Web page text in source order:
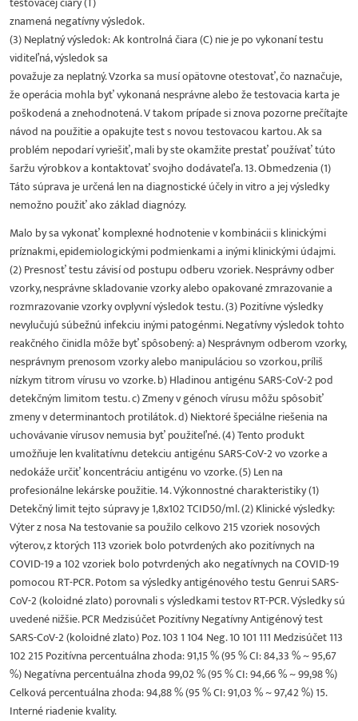
znamená negatívny výsledok.
(3) Neplatný výsledok: Ak kontrolná čiara (C) nie je po vykonaní testu
viditeľná, výsledok sa
považuje za neplatný. Vzorka sa musí opätovne otestovať, čo naznačuje,
že operácia mohla byť vykonaná nesprávne alebo že testovacia karta je
poškodená a znehodnotená. V takom prípade si znova pozorne prečítajte
návod na použitie a opakujte test s novou testovacou kartou. Ak sa
problém nepodarí vyriešiť, mali by ste okamžite prestať používať túto
šaržu výrobkov a kontaktovať svojho dodávateľa. 13. Obmedzenia (1)
Táto súprava je určená len na diagnostické účely in vitro a jej výsledky
nemožno použiť ako základ diagnózy.
Malo by sa vykonať komplexné hodnotenie v kombinácii s klinickými
príznakmi, epidemiologickými podmienkami a inými klinickými údajmi.
(2) Presnosť testu závisí od postupu odberu vzoriek. Nesprávny odber
vzorky, nesprávne skladovanie vzorky alebo opakované zmrazovanie a
rozmrazovanie vzorky ovplyvní výsledok testu. (3) Pozitívne výsledky
nevylučujú súbežnú infekciu inými patogénmi. Negatívny výsledok tohto
reakčného činidla môže byť spôsobený: a) Nesprávnym odberom vzorky,
nesprávnym prenosom vzorky alebo manipuláciou so vzorkou, príliš
nízkym titrom vírusu vo vzorke. b) Hladinou antigénu SARS-CoV-2 pod
detekčným limitom testu. c) Zmeny v génoch vírusu môžu spôsobiť
zmeny v determinantoch protilátok. d) Niektoré špeciálne riešenia na
uchovávanie vírusov nemusia byť použiteľné. (4) Tento produkt
umožňuje len kvalitatívnu detekciu antigénu SARS-CoV-2 vo vzorke a
nedokáže určiť koncentráciu antigénu vo vzorke. (5) Len na
profesionálne lekárske použitie. 14. Výkonnostné charakteristiky (1)
Detekčný limit tejto súpravy je 1,8x102 TCID50/ml. (2) Klinické výsledky:
Výter z nosa Na testovanie sa použilo celkovo 215 vzoriek nosových
výterov, z ktorých 113 vzoriek bolo potvrdených ako pozitívnych na
COVID-19 a 102 vzoriek bolo potvrdených ako negatívnych na COVID-19
pomocou RT-PCR. Potom sa výsledky antigénového testu Genrui SARS-
CoV-2 (koloidné zlato) porovnali s výsledkami testov RT-PCR. Výsledky sú
uvedené nižšie. PCR Medzisúčet Pozitívny Negatívny Antigénový test
SARS-CoV-2 (koloidné zlato) Poz. 103 1 104 Neg. 10 101 111 Medzisúčet 113
102 215 Pozitívna percentuálna zhoda: 91,15 % (95 % CI: 84,33 % ~ 95,67
%) Negatívna percentuálna zhoda 99,02 % (95 % CI: 94,66 % ~ 99,98 %)
Celková percentuálna zhoda: 94,88 % (95 % CI: 91,03 % ~ 97,42 %) 15.
Interné riadenie kvality.